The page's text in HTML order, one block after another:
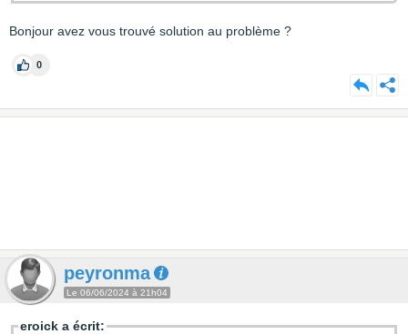
Bonjour avez vous trouvé solution au problème ?
0
peyronma
Le 06/06/2024 à 21h04
eroick a écrit: